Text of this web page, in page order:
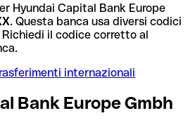
Hyundai Capital Bank Europe
. Questa banca usa diversi codici
il codice corretto al
internazionali
Bank Europe Gmbh